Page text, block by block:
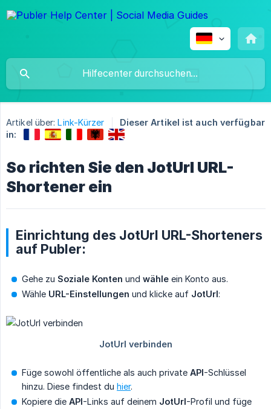
Artikel über: Link-Kürzer
Dieser Artikel ist auch verfügbar
in:
So richten Sie den JotUrl URL-
Shortener ein
Einrichtung des JotUrl URL-Shorteners
auf Publer:
Gehe zu Soziale Konten und wähle ein Konto aus.
Wähle URL-Einstellungen und klicke auf JotUrl:
Füge sowohl öffentliche als auch private API-Schlüssel
hinzu. Diese findest du hier.
Kopiere die API-Links auf deinem JotUrl-Profil und füge